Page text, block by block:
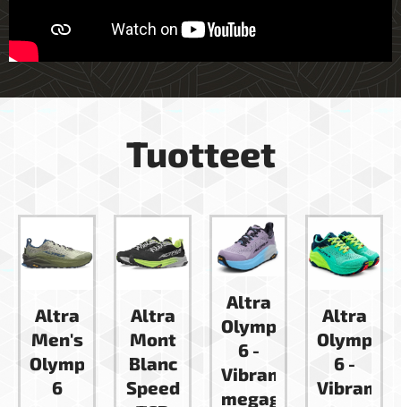
Tuotteet
Altra
Men's
Olympus
6
Altra
Mont
Blanc
Speed
Altra
Olympus
6 -
Vibram
megagrip
Altra
Olympus
6 -
Vibram